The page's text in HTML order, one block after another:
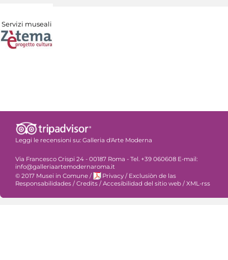
Servizi museali
Leggi le recensioni su: Galleria d'Arte Moderna
Via Francesco Crispi 24 - 00187 Roma - Tel. +39 060608 E-mail:
info@galleriaartemodernaroma.it
© 2017 Musei in Comune / Privacy / Exclusiòn de las
Responsabilidades / Credits / Accesibilidad del sitio web / XML-rss